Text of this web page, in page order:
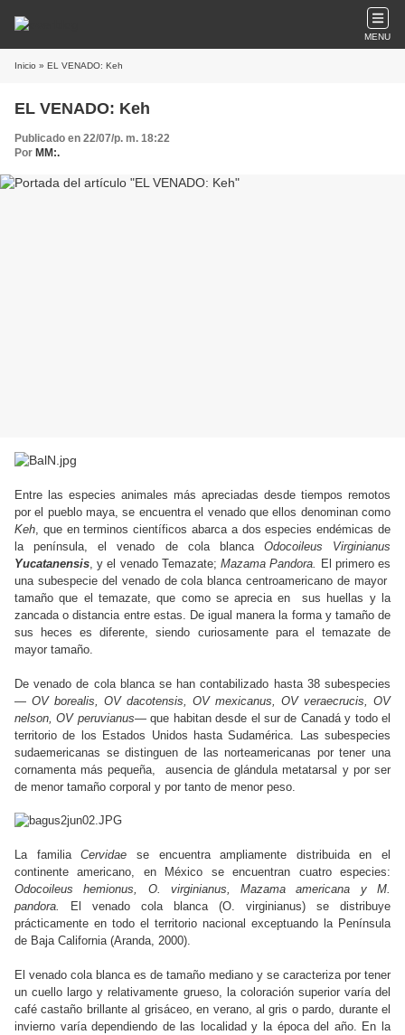
MENU
Inicio » EL VENADO: Keh
EL VENADO: Keh
Publicado en 22/07/p. m. 18:22
Por MM:.
Entre las especies animales más apreciadas desde tiempos remotos
por el pueblo maya, se encuentra el venado que ellos denominan como
Keh, que en terminos científicos abarca a dos especies endémicas de
la península, el venado de cola blanca Odocoileus Virginianus
Yucatanensis, y el venado Temazate;Mazama Pandora. El primero es
una subespecie del venado de cola blanca centroamericano de mayor
tamaño que el temazate, que como se aprecia en sus huellas y la
zancada o distancia entre estas. De igual manera la forma y tamaño de
sus heces es diferente, siendo curiosamente para el temazate de
mayor tamaño.
De venado de cola blanca se han contabilizado hasta 38 subespecies
— OV borealis, OV dacotensis, OV mexicanus, OV veraecrucis, OV
nelson, OV peruvianus— que habitan desde el sur de Canadá y todo el
territorio de los Estados Unidos hasta Sudamérica. Las subespecies
sudaemericanas se distinguen de las norteamericanas por tener una
cornamenta más pequeña, ausencia de glándula metatarsal y por ser
de menor tamaño corporal y por tanto de menor peso.
La familiaCervidae se encuentra ampliamente distribuida en el
continente americano, en México se encuentran cuatro especies:
Odocoileus hemionus, O. virginianus, Mazama americana y M.
pandora.
El venado cola blanca (O. virginianus) se distribuye
prácticamente en todo el territorio nacional exceptuando la Península
de Baja California (Aranda, 2000).
El venado cola blanca es de tamaño mediano y se caracteriza por tener
un cuello largo y relativamente grueso, la coloración superior varía del
café castaño brillante al grisáceo, en verano, al gris o pardo, durante el
invierno varía dependiendo de las localidad y la época del año. En la